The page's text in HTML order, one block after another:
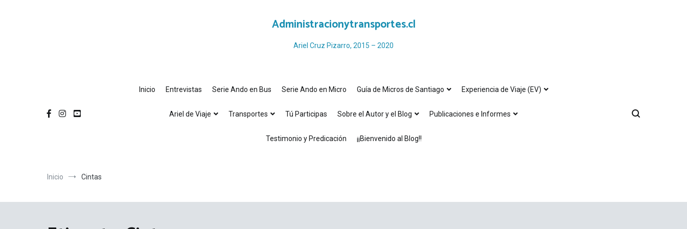
Administracionytransportes.cl
Ariel Cruz Pizarro, 2015 – 2020
Inicio Entrevistas Serie Ando en Bus Serie Ando en Micro Guía de Micros de Santiago Experiencia de Viaje (EV)
Ariel de Viaje Transportes Tú Participas Sobre el Autor y el Blog Publicaciones e Informes
Testimonio y Predicación ¡¡Bienvenido al Blog!!
Inicio Cintas